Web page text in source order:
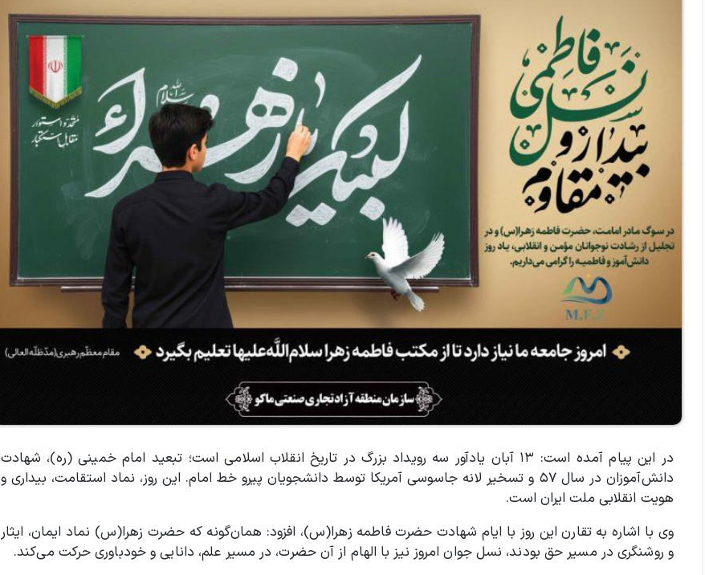
در این پیام آمده است: ۱۳ آبان یادآور سه رویداد بزرگ در تاریخ انقلاب اسلامی است؛ تبعید امام خمینی (ره)، شهادت
دانش‌آموزان در سال ۵۷ و تسخیر لانه جاسوسی آمریکا توسط دانشجویان پیرو خط امام. این روز، نماد استقامت، بیداری و
هویت انقلابی ملت ایران است.
وی با اشاره به تقارن این روز با ایام شهادت حضرت فاطمه زهرا(س)، افزود: همان‌گونه که حضرت زهرا(س) نماد ایمان، ایثار
و روشنگری در مسیر حق بودند، نسل جوان امروز نیز با الهام از آن حضرت، در مسیر علم، دانایی و خودباوری حرکت می‌کند.